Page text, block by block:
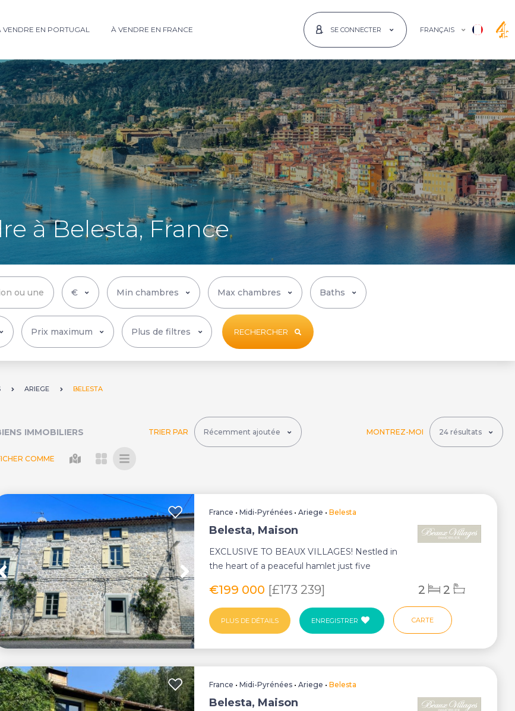
VENDRE EN PORTUGAL À VENDRE EN FRANCE SE CONNECTER FRANÇAIS
à Belesta, France
Plus de filtres RECHERCHER
ARIEGE BELESTA
IMMOBILIERS TRIER PAR MONTREZ-MOI
COMME
France •Midi-Pyrénées •Ariege •Belesta
Belesta, Maison
EXCLUSIVE TO BEAUX VILLAGES! Nestled in
the heart of a peaceful hamlet just five
€199 000 [£173 239] 2 2
PLUS DE DÉTAILS ENREGISTRER CARTE
France •Midi-Pyrénées •Ariege •Belesta
Belesta, Maison